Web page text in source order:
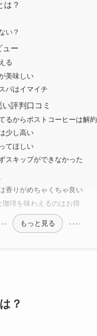
は？
い？
ュー
る
美味しい
パはイマイチ
評判口コミ
るからポストコーヒーは解
少し高い
てほしい
スキップができなかった
香りがめちゃくちゃ良い
琲を味わえるのはお得
もっと見る
？